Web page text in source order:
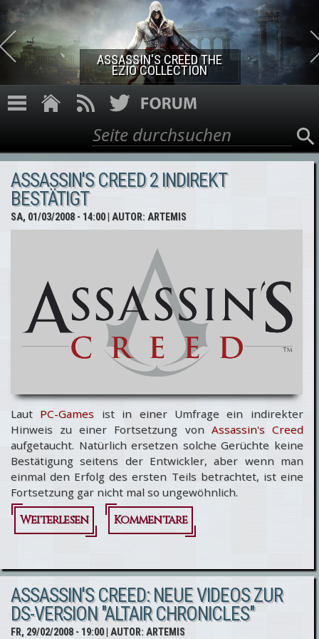
Direkt zum Inhalt
ASSASSIN'S CREED THE
EZIO COLLECTION
Suchformular
Suche
ASSASSIN'S CREED 2 INDIREKT
BESTÄTIGT
SA, 01/03/2008 - 14:00| AUTOR: ARTEMIS
Laut PC-Games ist in einer Umfrage ein indirekter
Hinweis zu einer Fortsetzung von Assassin's Creed
aufgetaucht. Natürlich ersetzen solche Gerüchte keine
Bestätigung seitens der Entwickler, aber wenn man
einmal den Erfolg des ersten Teils betrachtet, ist eine
Fortsetzung gar nicht mal so ungewöhnlich.
Weiterlesen
über
Creed 2
indirekt
bestätigt
Kommentare
ASSASSIN'S CREED: NEUE VIDEOS ZUR
DS-VERSION "ALTAIR CHRONICLES"
FR, 29/02/2008 - 19:00| AUTOR: ARTEMIS